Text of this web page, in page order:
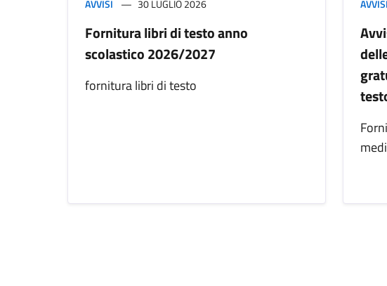
AVVISI 30 LUGLIO 2026
Fornitura libri di testo anno
scolastico 2026/2027
fornitura libri di testo
AVVISI